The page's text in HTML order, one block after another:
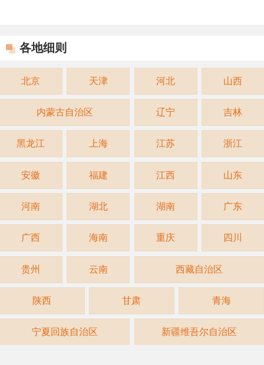
各地细则
北京 天津 河北 山西
内蒙古自治区 辽宁 吉林
黑龙江 上海 江苏 浙江
安徽 福建 江西 山东
河南 湖北 湖南 广东
广西 海南 重庆 四川
贵州 云南 西藏自治区
陕西 甘肃 青海
宁夏回族自治区 新疆维吾尔自治区